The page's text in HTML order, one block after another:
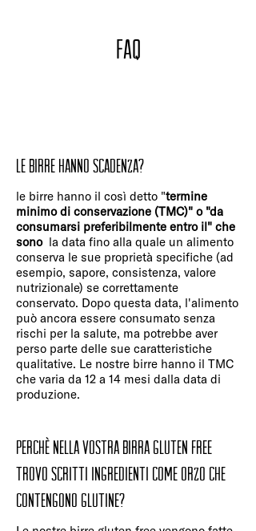
FAQ
Le birre hanno scadenza?
le birre hanno il così detto "termine
minimo di conservazione (TMC)" o "da
consumarsi preferibilmente entro il" che
sono la data fino alla quale un alimento
conserva le sue proprietà specifiche (ad
esempio, sapore, consistenza, valore
nutrizionale) se correttamente
conservato. Dopo questa data, l'alimento
può ancora essere consumato senza
rischi per la salute, ma potrebbe aver
perso parte delle sue caratteristiche
qualitative. Le nostre birre hanno il TMC
che varia da 12 a 14 mesi dalla data di
produzione.
Perchè nella vostra birra gluten free
trovo scritti ingredienti come orzo che
contengono glutine?